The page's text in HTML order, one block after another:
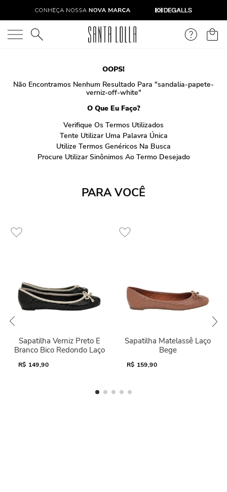
O que você está procurando?
OOPS!
Não Encontramos Nenhum Resultado Para "sandalia-papete-
verniz-off-white"
O Que Eu Faço?
Verifique Os Termos Utilizados
Tente Utilizar Uma Palavra Única
Utilize Termos Genéricos Na Busca
Procure Utilizar Sinônimos Ao Termo Desejado
PARA VOCÊ
Sapatilha Verniz Preto E
Branco Bico Redondo Laço
R$ 149,90
Sapatilha Matelassê Laço
Bege
R$ 159,90